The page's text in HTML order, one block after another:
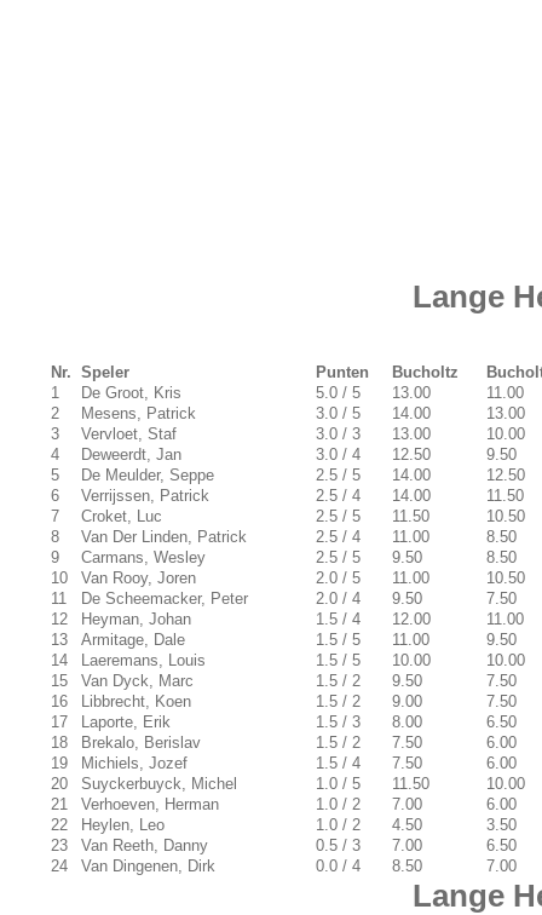
Lange
Nr. Speler Punten Bucholtz
1
De Groot, Kris 5.0 / 5 13.00
11.00
2
Mesens, Patrick 3.0 / 5 14.00
13.00
3
Vervloet, Staf 3.0 / 3 13.00
10.00
4
Deweerdt, Jan 3.0 / 4 12.50
9.50
5
De Meulder, Seppe 2.5 / 5 14.00
12.50
6
Verrijssen, Patrick 2.5 / 4 14.00
11.50
7
Croket, Luc 2.5 / 5 11.50
10.50
8
Van Der Linden, Patrick 2.5 / 4 11.00
8.50
9
Carmans, Wesley 2.5 / 5 9.50
8.50
10
Van Rooy, Joren 2.0 / 5 11.00
10.50
11
De Scheemacker, Peter 2.0 / 4 9.50
7.50
12
Heyman, Johan 1.5 / 4 12.00
11.00
13
Armitage, Dale 1.5 / 5 11.00
9.50
14
Laeremans, Louis 1.5 / 5 10.00
10.00
15
Van Dyck, Marc 1.5 / 2 9.50
7.50
16
Libbrecht, Koen 1.5 / 2 9.00
7.50
17
Laporte, Erik 1.5 / 3 8.00
6.50
18
Brekalo, Berislav 1.5 / 2 7.50
6.00
19
Michiels, Jozef 1.5 / 4 7.50
6.00
20
Suyckerbuyck, Michel 1.0 / 5 11.50
10.00
21
Verhoeven, Herman 1.0 / 2 7.00
6.00
22
Heylen, Leo 1.0 / 2 4.50
3.50
23
Van Reeth, Danny 0.5 / 3 7.00
6.50
24
Van Dingenen, Dirk 0.0 / 4 8.50 7.00
Lange